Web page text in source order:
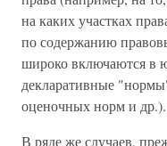
на каких участках
по содержа­нию
широко включают­ся в
декларативные
оценочных норм и др.).
В ряде же случаев,